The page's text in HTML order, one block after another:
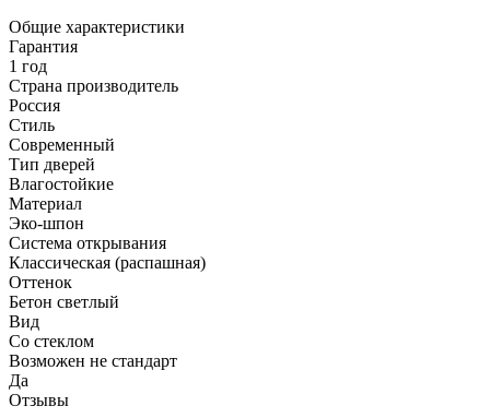
Общие характеристики
Гарантия
1 год
Страна производитель
Россия
Стиль
Современный
Тип дверей
Влагостойкие
Материал
Эко-шпон
Система открывания
Классическая (распашная)
Оттенок
Бетон светлый
Вид
Со стеклом
Возможен не стандарт
Да
Отзывы